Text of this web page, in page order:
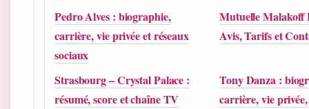
Pedro Alves : biographie,
carrière, vie privée et réseaux
sociaux
Mutuelle Malakoff
Avis, Tarifs et
Strasbourg – Crystal Palace :
résumé, score et chaîne TV
Tony Danza :
carrière, vie